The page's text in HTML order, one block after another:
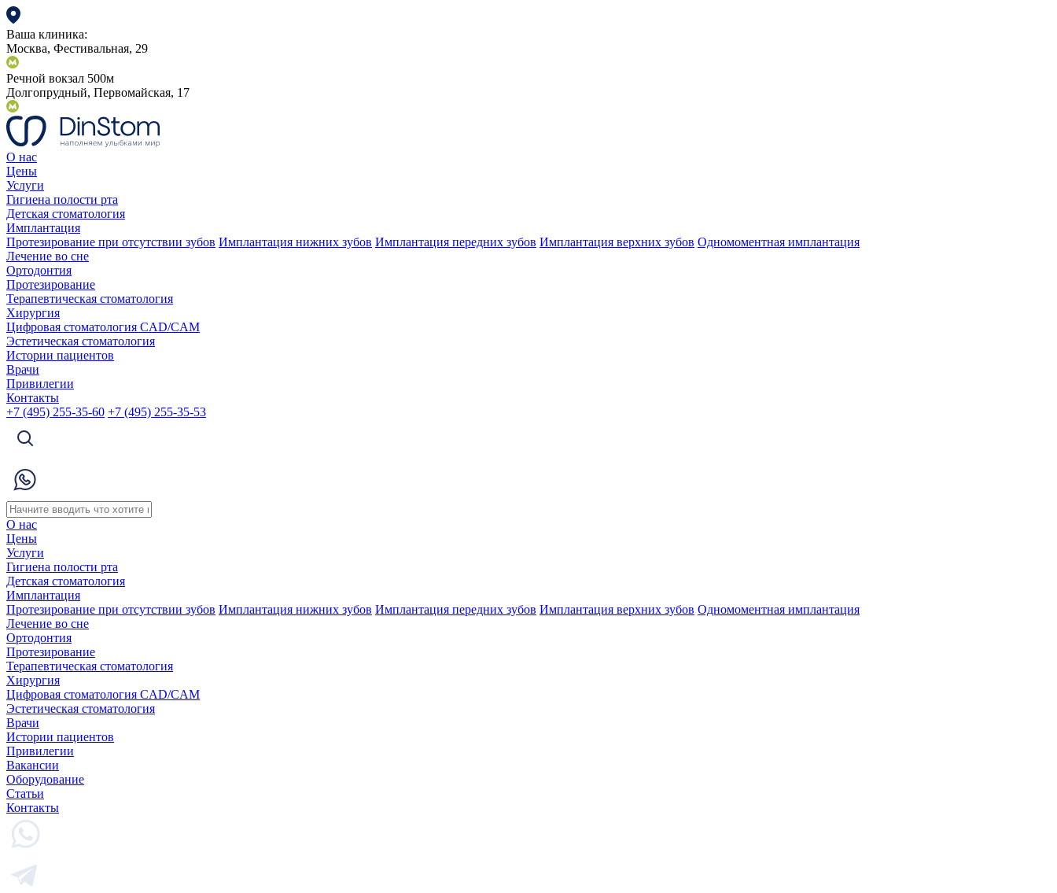
Ваша клиника:
Москва, Фестивальная, 29
Речной вокзал 500м
Долгопрудный, Первомайская, 17
О нас
Цены
Услуги
Гигиена полости рта
Детская стоматология
Имплантация
Протезирование при отсутствии зубов Имплантация нижних зубов Имплантация передних зубов Имплантация верхних зубов Одномоментная имплантация
Лечение во сне
Ортодонтия
Протезирование
Терапевтическая стоматология
Хирургия
Цифровая стоматология CAD/CAM
Эстетическая стоматология
Истории пациентов
Врачи
Привилегии
Контакты
+7 (495) 255-35-60 +7 (495) 255-35-53
О нас
Цены
Услуги
Гигиена полости рта
Детская стоматология
Имплантация
Протезирование при отсутствии зубов Имплантация нижних зубов Имплантация передних зубов Имплантация верхних зубов Одномоментная имплантация
Лечение во сне
Ортодонтия
Протезирование
Терапевтическая стоматология
Хирургия
Цифровая стоматология CAD/CAM
Эстетическая стоматология
Врачи
Истории пациентов
Привилегии
Вакансии
Оборудование
Статьи
Контакты